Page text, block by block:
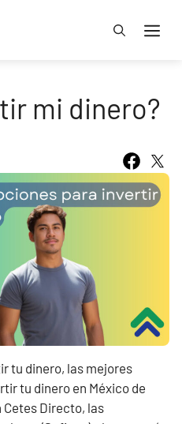
mi dinero?
tu dinero, las mejores
tu dinero en México de
Cetes Directo, las